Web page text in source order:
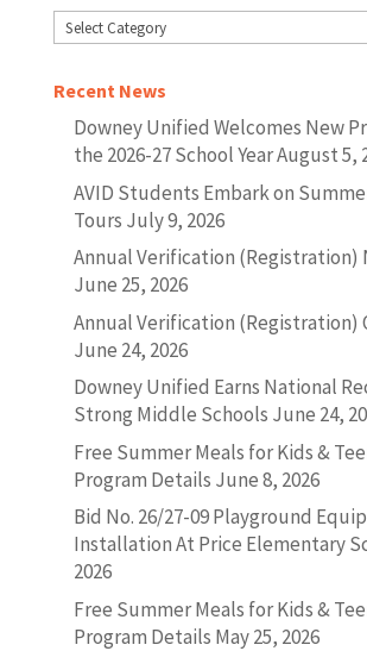
Categories
Recent News
Downey Unified Welcomes New
the 2026-27 School YearAugust 5,
AVID Students Embark on
Tours July 9, 2026
Annual Verification (Registration)
June 25, 2026
Annual Verification (Registration)
June 24, 2026
Downey Unified Earns National
Strong Middle Schools June 24,
Free Summer Meals for Kids &
Program Details June 8, 2026
Bid No. 26/27-09 Playground
Installation At Price Elementary
2026
Free Summer Meals for Kids &
Program Details May 25, 2026